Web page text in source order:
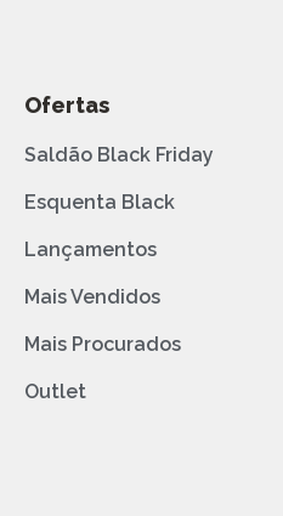
Ofertas
Saldão Black Friday
Esquenta Black
Lançamentos
Mais Vendidos
Mais Procurados
Outlet